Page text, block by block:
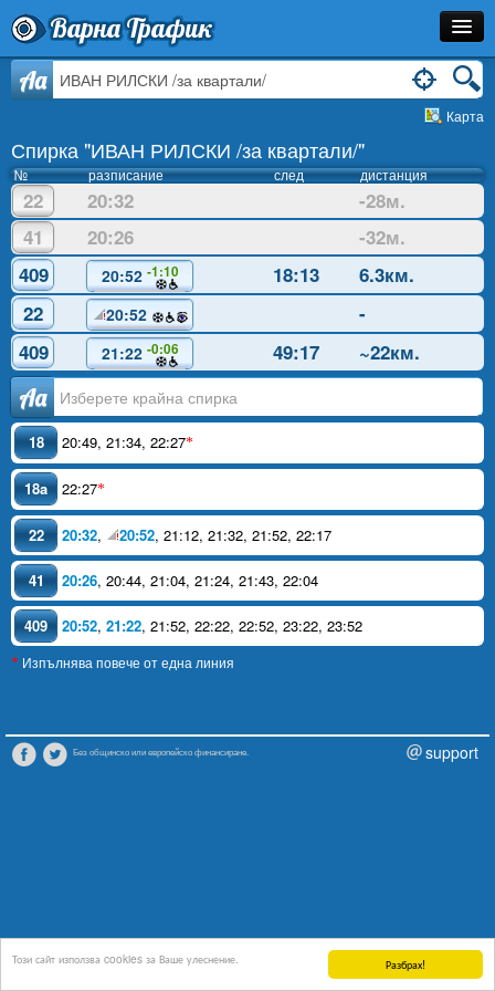
Разбрах!
Този сайт използва cookies за Ваше улеснение.
Варна Трафик
Спирка
Разписание
Как Да Стигна?
Инфо
Aa
Карта
Спирка "ИВАН РИЛСКИ /за квартали/"
№ разписание след дистанция
22 20:32
-28м.
41
20:26
-32м.
409
20:52 -1:10 18:13
6.3км.
22
20:52
-
409
21:22 -0:06 49:17 ~22км.
Аа
18 20:49, 21:34, 22:27*
18a 22:27*
22 20:32, 20:52, 21:12, 21:32, 21:52, 22:17
41 20:26, 20:44, 21:04, 21:24, 21:43, 22:04
409 20:52, 21:22, 21:52, 22:22, 22:52, 23:22, 23:52
* Изпълнява повече от една линия
Без общинско или европейско финансиране. support